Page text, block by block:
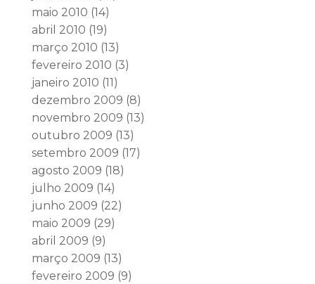
maio 2010 (14)
abril 2010 (19)
março 2010 (13)
fevereiro 2010 (3)
janeiro 2010 (11)
dezembro 2009 (8)
novembro 2009 (13)
outubro 2009 (13)
setembro 2009 (17)
agosto 2009 (18)
julho 2009 (14)
junho 2009 (22)
maio 2009 (29)
abril 2009 (9)
março 2009 (13)
fevereiro 2009 (9)